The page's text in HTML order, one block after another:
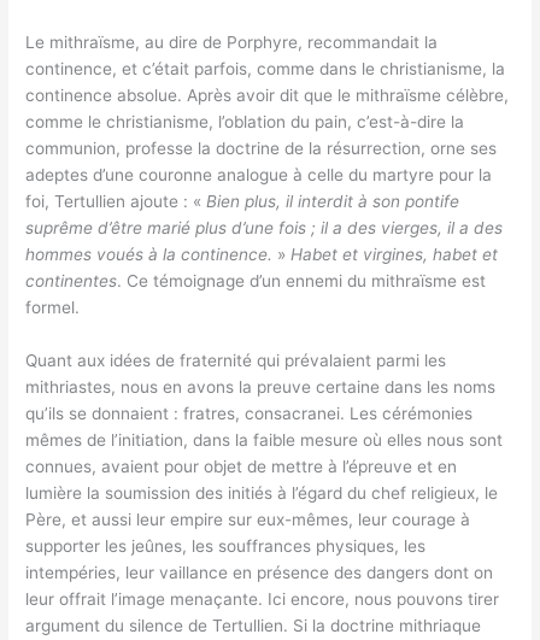
Le mithraïsme, au dire de Porphyre, recommandait la
continence, et c’était parfois, comme dans le christianisme, la
continence absolue. Après avoir dit que le mithraïsme célèbre,
comme le christianisme, l’oblation du pain, c’est-à-dire la
communion, professe la doctrine de la résurrection, orne ses
adeptes d’une couronne analogue à celle du martyre pour la
foi, Tertullien ajoute : « Bien plus, il interdit à son pontife
suprême d’être marié plus d’une fois ; il a des vierges, il a des
hommes voués à la continence. » Habet et virgines, habet et
continentes. Ce témoignage d’un ennemi du mithraïsme est
formel.
Quant aux idées de fraternité qui prévalaient parmi les
mithriastes, nous en avons la preuve certaine dans les noms
qu’ils se donnaient : fratres, consacranei. Les cérémonies
mêmes de l’initiation, dans la faible mesure où elles nous sont
connues, avaient pour objet de mettre à l’épreuve et en
lumière la soumission des initiés à l’égard du chef religieux, le
Père, et aussi leur empire sur eux-mêmes, leur courage à
supporter les jeûnes, les souffrances physiques, les
intempéries, leur vaillance en présence des dangers dont on
leur offrait l’image menaçante. Ici encore, nous pouvons tirer
argument du silence de Tertullien. Si la doctrine mithriaque